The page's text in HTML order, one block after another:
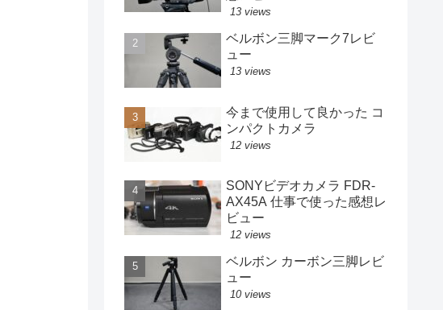
13 views
ベルボン三脚マーク7レビ
ュー
13 views
今まで使用して良かった コ
ンパクトカメラ
12 views
SONYビデオカメラ FDR-
AX45A 仕事で使った感想レ
ビュー
12 views
ベルボン カーボン三脚レビ
ュー
10 views